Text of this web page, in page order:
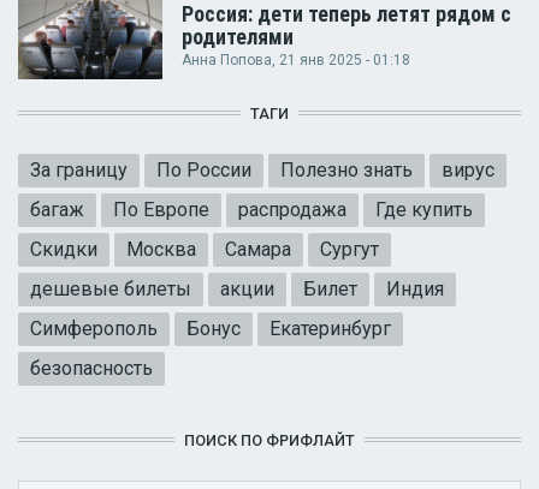
Россия: дети теперь летят рядом с
родителями
Анна Попова, 21 янв 2025 - 01:18
ТАГИ
За границу По России Полезно знать
вирус
багаж
По Европе распродажа
Где купить
Скидки
Москва Самара
Сургут
дешевые билеты
акции Билет
Индия
Симферополь
Бонус
Екатеринбург
безопасность
ПОИСК ПО ФРИФЛАЙТ